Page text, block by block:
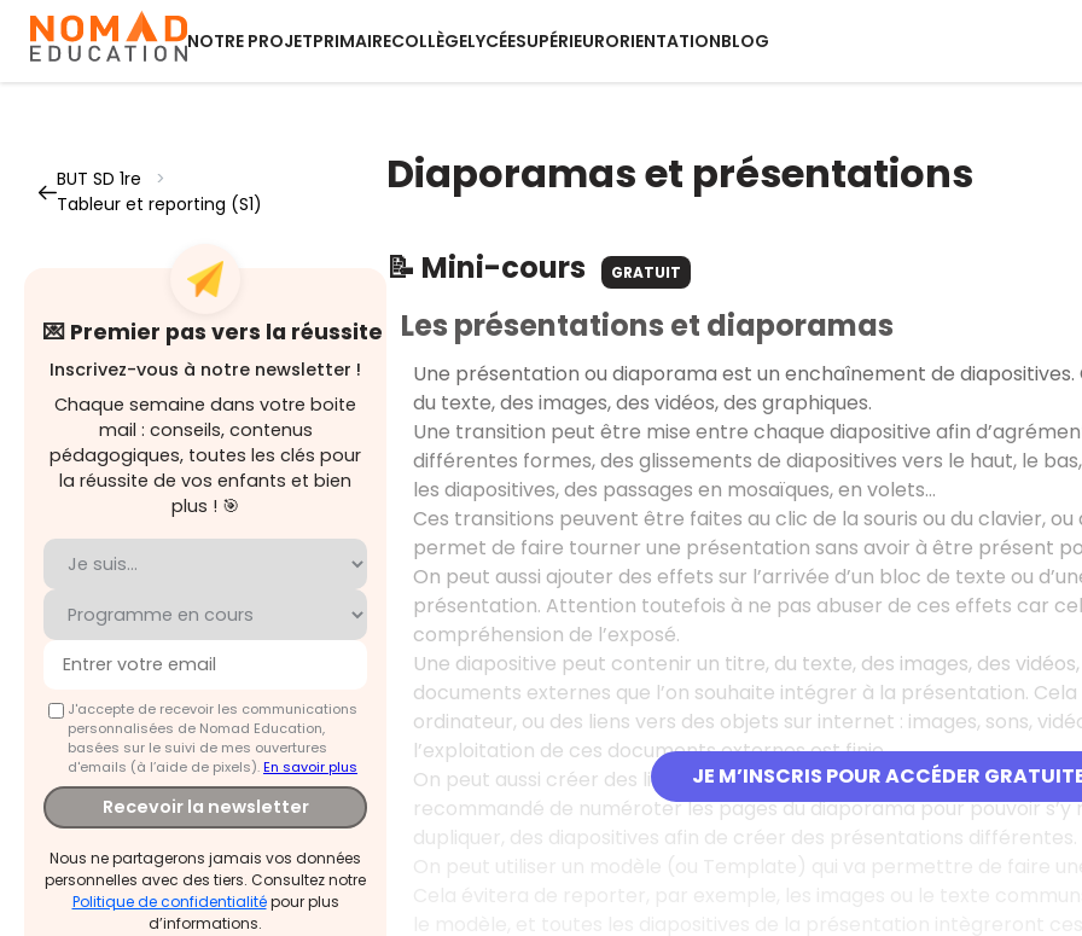
NOTRE PROJETPRIMAIRECOLLÈGELYCÉESUPÉRIEURORIENTATIONBLOG
BUT SD 1re
>
Tableur et reporting (S1)
💌 Premier pas vers la réussite
Inscrivez-vous à notre newsletter !
Chaque semaine dans votre boite
mail : conseils, contenus
pédagogiques, toutes les clés pour
la réussite de vos enfants et bien
plus ! 🎯
J'accepte de recevoir les communications
personnalisées de Nomad Education,
basées sur le suivi de mes ouvertures
d'emails (à l’aide de pixels).En savoir plus
Recevoir la newsletter
Nous ne partagerons jamais vos données
personnelles avec des tiers. Consultez notre
Politique de confidentialitépour plus
d’informations.
Diaporamas et présentations
📝 Mini-cours GRATUIT
JE M’INSCRIS POUR ACCÉDER
Les présentations et diaporamas
Une présentation ou diaporama est un enchaînement de
du texte, des images, des vidéos, des graphiques.
Une transition peut être mise entre chaque diapositive afin
différentes formes, des glissements de diapositives vers le haut, le
les diapositives, des passages en mosaïques, en volets…
Ces transitions peuvent être faites au clic de la souris ou du clavier,
permet de faire tourner une présentation sans avoir à être présent
On peut aussi ajouter des effets sur l’arrivée d’un bloc de texte ou
présentation. Attention toutefois à ne pas abuser de ces effets car
compréhension de l’exposé.
Une diapositive peut contenir un titre, du texte, des images, des
documents externes que l’on souhaite intégrer à la présentation.
ordinateur, ou des liens vers des objets sur internet : images, sons,
l’exploitation de ces documents externes est finie.
On peut aussi créer des liens inter diapositives si notre progression
recommandé de numéroter les pages du diaporama pour pouvoir
dupliquer, des diapositives afin de créer des présentations différentes.